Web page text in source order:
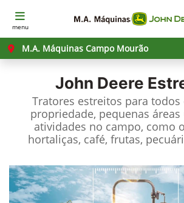
menu
M.A. Máquinas Campo Mourão
John Deere
Tratores estreitos para
propriedade, pequenas
atividades no campo, como
hortaliças, café, frutas,